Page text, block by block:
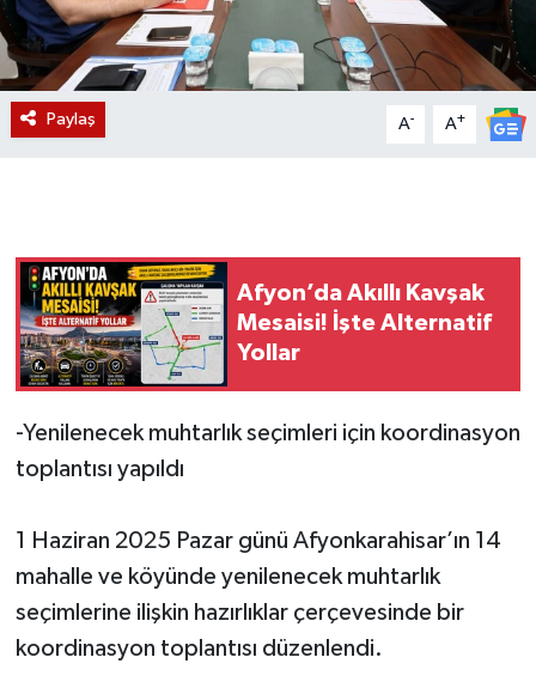
Paylaş A- A+
Afyon’da Akıllı Kavşak
Mesaisi! İşte Alternatif
Yollar
-Yenilenecek muhtarlık seçimleri için koordinasyon
toplantısı yapıldı
1 Haziran 2025 Pazar günü Afyonkarahisar’ın 14
mahalle ve köyünde yenilenecek muhtarlık
seçimlerine ilişkin hazırlıklar çerçevesinde bir
koordinasyon toplantısı düzenlendi.